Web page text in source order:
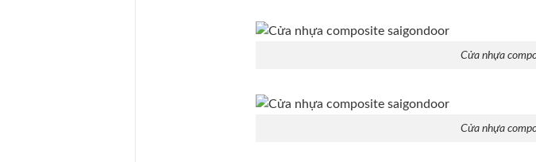
Cửa nhựa
Cửa nhựa